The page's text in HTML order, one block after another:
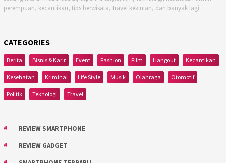
perempuan, kecantikan, tips berwisata, travel kekinian, dan banyak lagi
CATEGORIES
Berita Bisnis & Karir Event Fashion Film Hangout Kecantikan
Kesehatan Kriminal Life Style Musik Olahraga Otomotif
Politik Teknologi Travel
REVIEW SMARTPHONE
REVIEW GADGET